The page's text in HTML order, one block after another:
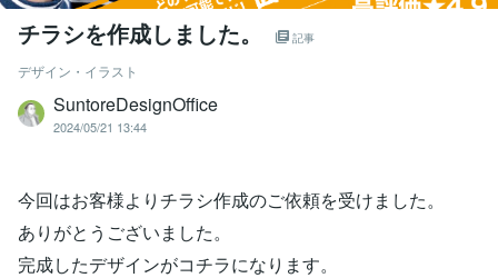
チラシを作成しました。 記事
デザイン・イラスト
SuntoreDesignOffice
2024/05/21 13:44
今回はお客様よりチラシ作成のご依頼を受けました。
ありがとうございました。
完成したデザインがコチラになります。